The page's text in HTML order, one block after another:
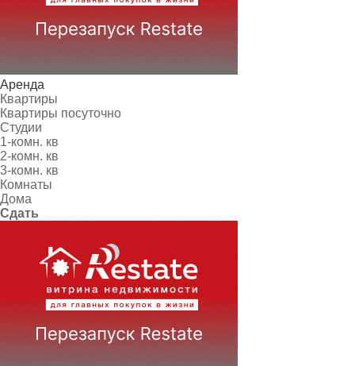
Аренда
Квартиры
Квартиры посуточно
Студии
1-комн. кв
2-комн. кв
3-комн. кв
Комнаты
Дома
Сдать